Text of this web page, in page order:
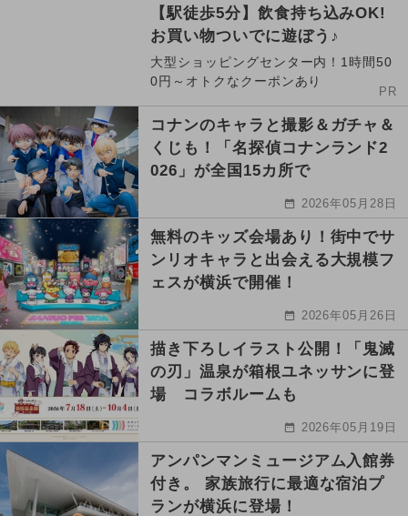
【駅徒歩5分】飲食持ち込みOK!
お買い物ついでに遊ぼう♪
大型ショッピングセンター内！1時間50
0円～オトクなクーポンあり
PR
コナンのキャラと撮影＆ガチャ＆
くじも！「名探偵コナンランド2
026」が全国15カ所で
2026年05月28日
無料のキッズ会場あり！街中でサ
ンリオキャラと出会える大規模フ
ェスが横浜で開催！
2026年05月26日
描き下ろしイラスト公開！「鬼滅
の刃」温泉が箱根ユネッサンに登
場 コラボルームも
2026年05月19日
アンパンマンミュージアム入館券
付き。 家族旅行に最適な宿泊プ
ランが横浜に登場！